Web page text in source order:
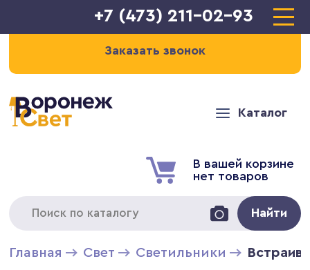
+7 (473) 211-02-93
Заказать звонок
Каталог
В вашей корзине
нет товаров
Найти
Главная Свет Светильники